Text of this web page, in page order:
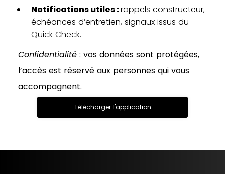
Notifications utiles :rappels constructeur,
échéances d’entretien, signaux issus du
Quick Check.
Confidentialité : vos données sont protégées,
l’accès est réservé aux personnes qui vous
accompagnent.
Télécharger l'application